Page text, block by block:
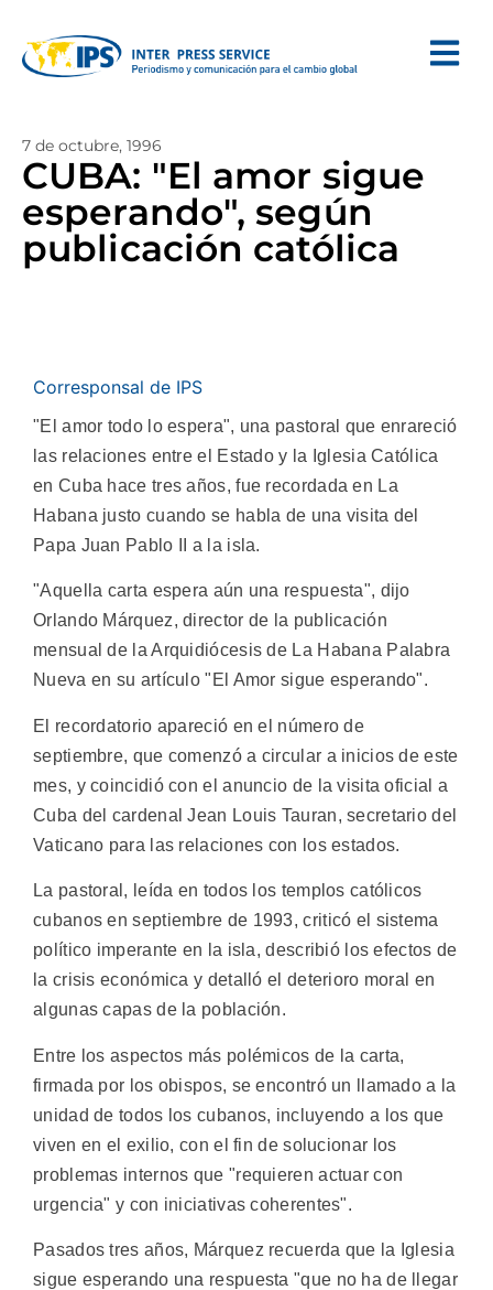
7 de octubre, 1996
CUBA: "El amor sigue
esperando", según
publicación católica
Corresponsal de IPS
"El amor todo lo espera", una pastoral que enrareció
las relaciones entre el Estado y la Iglesia Católica
en Cuba hace tres años, fue recordada en La
Habana justo cuando se habla de una visita del
Papa Juan Pablo II a la isla.
"Aquella carta espera aún una respuesta", dijo
Orlando Márquez, director de la publicación
mensual de la Arquidiócesis de La Habana Palabra
Nueva en su artículo "El Amor sigue esperando".
El recordatorio apareció en el número de
septiembre, que comenzó a circular a inicios de este
mes, y coincidió con el anuncio de la visita oficial a
Cuba del cardenal Jean Louis Tauran, secretario del
Vaticano para las relaciones con los estados.
La pastoral, leída en todos los templos católicos
cubanos en septiembre de 1993, criticó el sistema
político imperante en la isla, describió los efectos de
la crisis económica y detalló el deterioro moral en
algunas capas de la población.
Entre los aspectos más polémicos de la carta,
firmada por los obispos, se encontró un llamado a la
unidad de todos los cubanos, incluyendo a los que
viven en el exilio, con el fin de solucionar los
problemas internos que "requieren actuar con
urgencia" y con iniciativas coherentes".
Pasados tres años, Márquez recuerda que la Iglesia
sigue esperando una respuesta "que no ha de llegar